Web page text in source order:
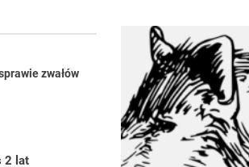
– część 2.
Dębieńsko – woda nieprzydatna do
mieszkańców ma Rybnik?
zwałów
2 lat